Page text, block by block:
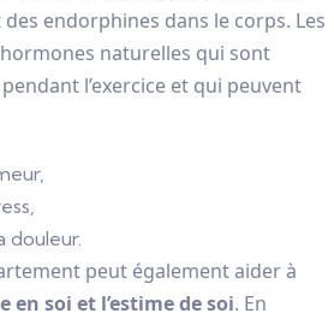
endorphines dans le corps. Les
naturelles qui sont
l’exercice et qui peuvent
peut également aider à
soi et l’estime de soi. En